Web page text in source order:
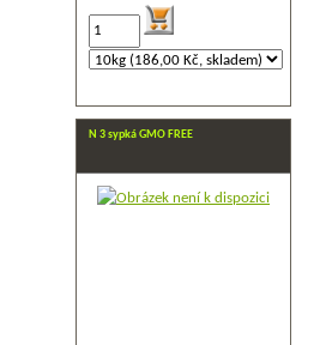
N 3 sypká GMO FREE